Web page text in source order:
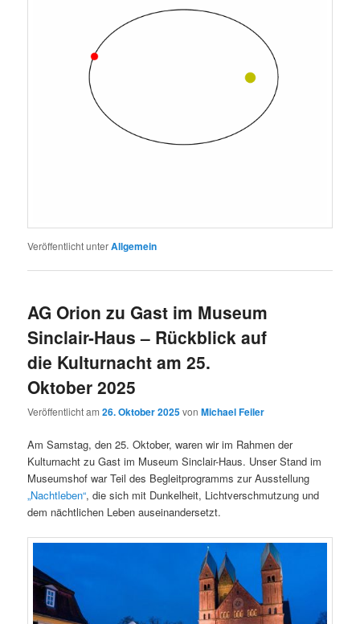
Veröffentlicht unterAllgemein
AG Orion zu Gast im Museum
Sinclair-Haus – Rückblick auf
die Kulturnacht am 25.
Oktober 2025
Veröffentlicht am26. Oktober 2025vonMichael Feiler
Am Samstag, den 25. Oktober, waren wir im Rahmen der
Kulturnacht zu Gast im Museum Sinclair-Haus. Unser Stand im
Museumshof war Teil des Begleitprogramms zur Ausstellung
„Nachtleben“, die sich mit Dunkelheit, Lichtverschmutzung und
dem nächtlichen Leben auseinandersetzt.